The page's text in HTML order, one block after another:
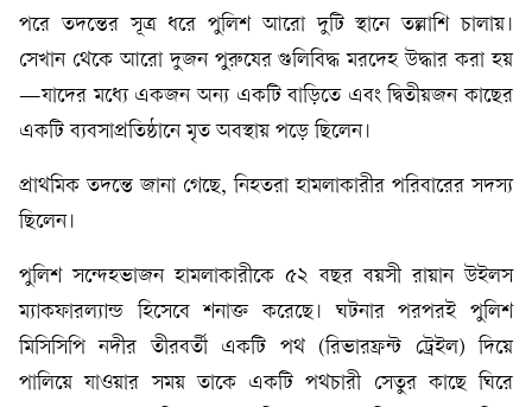
পরে তদন্তের সূত্র ধরে পুলিশ আরো দুটি স্থানে তল্লাশি চালায়।
সেখান থেকে আরো দুজন পুরুষের গুলিবিদ্ধ মরদেহ উদ্ধার করা হয়
—যাদের মধ্যে একজন অন্য একটি বাড়িতে এবং দ্বিতীয়জন কাছের
একটি ব্যবসাপ্রতিষ্ঠানে মৃত অবস্থায় পড়ে ছিলেন।
প্রাথমিক তদন্তে জানা গেছে, নিহতরা হামলাকারীর পরিবারের সদস্য
ছিলেন।
পুলিশ সন্দেহভাজন হামলাকারীকে ৫২ বছর বয়সী রায়ান উইলস
ম্যাকফারল্যান্ড হিসেবে শনাক্ত করেছে। ঘটনার পরপরই পুলিশ
মিসিসিপি নদীর তীরবর্তী একটি পথ (রিভারফ্রন্ট ট্রেইল) দিয়ে
পালিয়ে যাওয়ার সময় তাকে একটি পথচারী সেতুর কাছে ঘিরে